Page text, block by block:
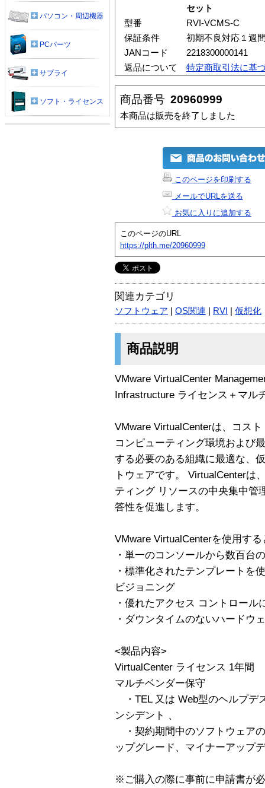
セット
型番
RVI-VCMS-C
保証条件
初期不良対応１週
JANコード
2218300000141
返品について
特定商取引法に基
商品番号 20960999
本商品は販売を終了しました
このページを印刷する
メールでURLを送る
お気に入りに追加する
このページのURL
https://plth.me/20960999
関連カテゴリ
ソフトウェア OS関連 RVI 仮想化
商品説明
VMware VirtualCenter
Infrastructure ライセンス＋マル
VMware VirtualCenterは、コス
コンピューティング環境および
する必要のある組織に最適な、
トウェアです。 VirtualCenterは
ティング リソースの中央集中管
答性を促進します。
VMware VirtualCenterを使用す
・単一のコンソールから数百台
・標準化されたテンプレートを
ビジョニング
・優れたアクセス コントロール
・ダウンタイムのないハードウ
<製品内容>
VirtualCenter ライセンス 1年間
マルチベンダー保守
・TEL 又は Web型のヘルプデ
ンシデント 、
・契約期間中のソフトウェア
ップグレード、マイナーアップ
※ご購入の際に事前に申請書が
パソコン・周辺機器
PCパーツ
サプライ
ソフト・ライセンス